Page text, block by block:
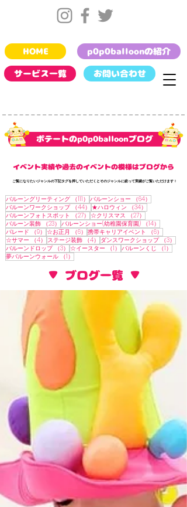
お問い合わせ
HOME
サービス一覧
p0p0balloonの紹介
​ポテートのp0p0balloonブログ
​イベント実績や過去のイベントの模様はブログから
​ご覧になりたいジャンルの下記タグを押していただくとそのジャンルに絞って実績がご覧いただけます !
バルーングリーティング （111） 111件の記事
バルーンショー （64） 64件の記事
バルーンワークショップ （44） 44件の記事
★ハロウィン （34） 34件の記事
バルーンフォトスポット
（27） 27件の記事
☆クリスマス （27） 27件の記事
バルーン装飾 （23） 23件の記事
バルーンショー(幼稚園保育園) （14） 14件の記事
パレード
（9） 9件の記事
☆お正月 （6） 6件の記事
携帯キャリアイベント （6） 6件の記事
☆サマー
（4） 4件の記事
ステージ装飾 （4） 4件の記事
ダンスワークショップ （3） 3件
バルーンドロップ （3） 3件の記事
☆イースター （1） 1件の記事
バルーンくじ （1） 1件の
夢バルーンウォール （1） 1件の記事
​▼ ブログ一覧 ▼